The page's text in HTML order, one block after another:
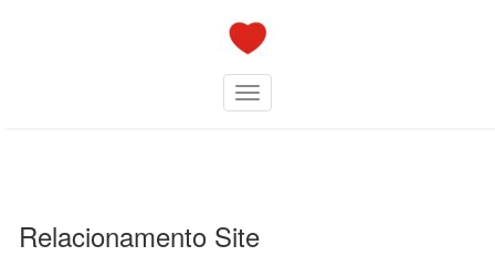
Toggle navigation
Relacionamento Site